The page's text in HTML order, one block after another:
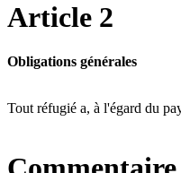
Article 2
Obligations générales
Tout réfugié a, à l'égard du